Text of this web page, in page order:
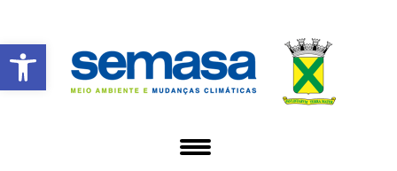
Abrir a barra de ferramentas